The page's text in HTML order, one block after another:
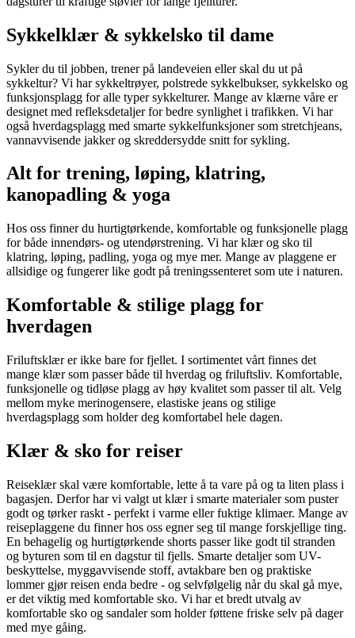
Sykkelklær & sykkelsko til dame
Sykler du til jobben, trener på landeveien eller skal du ut på
sykkeltur? Vi har sykkeltrøyer, polstrede sykkelbukser, sykkelsko og
funksjonsplagg for alle typer sykkelturer. Mange av klærne våre er
designet med refleksdetaljer for bedre synlighet i trafikken. Vi har
også hverdagsplagg med smarte sykkelfunksjoner som stretchjeans,
vannavvisende jakker og skreddersydde snitt for sykling.
Alt for trening, løping, klatring,
kanopadling & yoga
Hos oss finner du hurtigtørkende, komfortable og funksjonelle plagg
for både innendørs- og utendørstrening. Vi har klær og sko til
klatring, løping, padling, yoga og mye mer. Mange av plaggene er
allsidige og fungerer like godt på treningssenteret som ute i naturen.
Komfortable & stilige plagg for
hverdagen
Friluftsklær er ikke bare for fjellet. I sortimentet vårt finnes det
mange klær som passer både til hverdag og friluftsliv. Komfortable,
funksjonelle og tidløse plagg av høy kvalitet som passer til alt. Velg
mellom myke merinogensere, elastiske jeans og stilige
hverdagsplagg som holder deg komfortabel hele dagen.
Klær & sko for reiser
Reiseklær skal være komfortable, lette å ta vare på og ta liten plass i
bagasjen. Derfor har vi valgt ut klær i smarte materialer som puster
godt og tørker raskt - perfekt i varme eller fuktige klimaer. Mange av
reiseplaggene du finner hos oss egner seg til mange forskjellige ting.
En behagelig og hurtigtørkende shorts passer like godt til stranden
og byturen som til en dagstur til fjells. Smarte detaljer som UV-
beskyttelse, myggavvisende stoff, avtakbare ben og praktiske
lommer gjør reisen enda bedre - og selvfølgelig når du skal gå mye,
er det viktig med komfortable sko. Vi har et bredt utvalg av
komfortable sko og sandaler som holder føttene friske selv på dager
med mye gåing.